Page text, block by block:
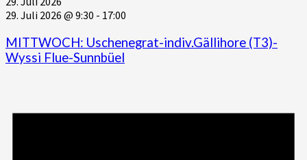
29. Juli 2026 @ 9:30 - 17:00
MITTWOCH: Uschenegrat-indiv.Gällihore (T3)-
Wyssi Flue-Sunnbüel